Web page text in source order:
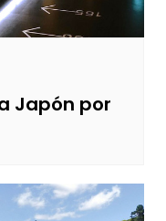
Japón por